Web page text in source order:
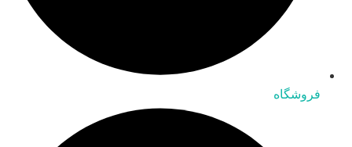
فروشگاه